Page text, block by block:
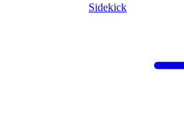
Sidekick